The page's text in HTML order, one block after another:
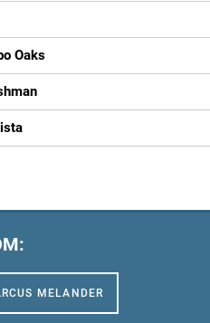
Oaks
MELANDER